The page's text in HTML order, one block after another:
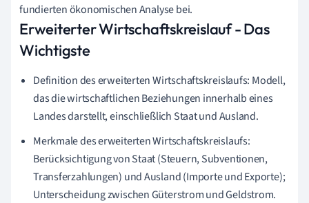
fundierten ökonomischen Analyse bei.
Erweiterter Wirtschaftskreislauf - Das
Wichtigste
Definition des erweiterten Wirtschaftskreislaufs: Modell,
das die wirtschaftlichen Beziehungen innerhalb eines
Landes darstellt, einschließlich Staat und Ausland.
Merkmale des erweiterten Wirtschaftskreislaufs:
Berücksichtigung von Staat (Steuern, Subventionen,
Transferzahlungen) und Ausland (Importe und Exporte);
Unterscheidung zwischen Güterstrom und Geldstrom.